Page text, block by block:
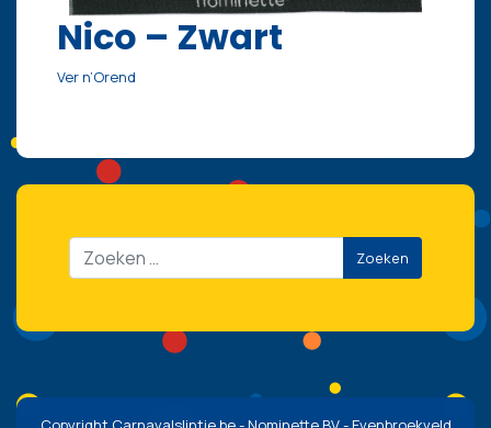
Nico – Zwart
Ver n’Orend
Zoeken